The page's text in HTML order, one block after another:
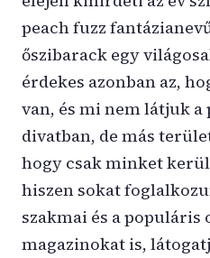
peach fuzz
őszibarack egy
érdekes azonban az,
van, és mi nem látjuk a
divatban, de más
hogy csak minket
hiszen sokat
szakmai és a
magazinokat is,